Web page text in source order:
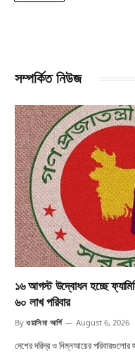
সম্পর্কিত নিউজ
১৬ আগস্ট উদ্বোধন হচ্ছে
৬০ লাখ পরিবার
By ওয়াসিমা আর্শি August 6, 2026
দেশের দরিদ্র ও নিম্নআয়ের